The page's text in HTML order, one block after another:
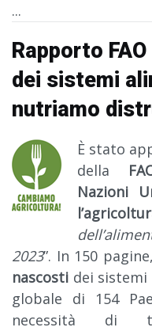
...
Rapporto
dei sistemi
nutriamo
È stato
della
Nazioni
2023”. In 150
nascosti dei sistemi
globale di 154
necessità di